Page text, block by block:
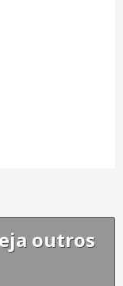
outros